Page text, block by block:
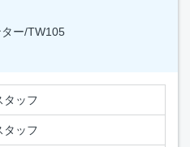
ー/TW105
タッフ
タッフ